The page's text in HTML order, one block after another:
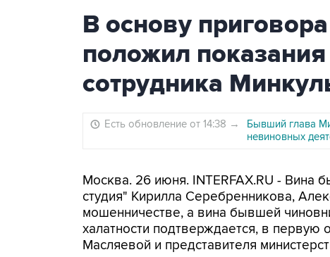
В основу
положил
сотрудника
Есть обновление от 14:38 →
Бывший глава
невиновных
Москва. 26 июня. INTERFAX.RU -
студия" Кирилла Серебренникова,
мошенничестве, а вина бывшей
халатности подтверждается, в
Масляевой и представителя